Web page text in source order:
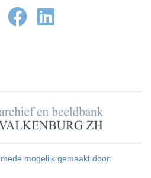
mogelijk gemaakt door: